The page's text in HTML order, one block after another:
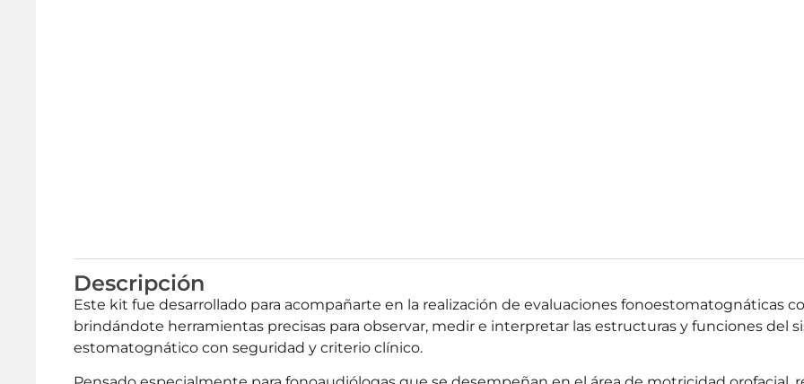
Descripción
Este kit fue desarrollado para acompañarte en la realización de evaluaciones fonoestomatognáticas
brindándote herramientas precisas para observar, medir e interpretar las estructuras y funciones del
estomatognático con seguridad y criterio clínico.